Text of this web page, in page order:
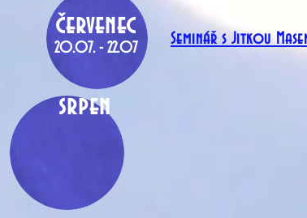
červenec
20.07. - 22.07
srpen
Seminář s Jitkou